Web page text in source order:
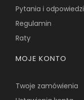
Pytania i odpowiedzi
Regulamin
Raty
MOJE KONTO
Twoje zamówienia